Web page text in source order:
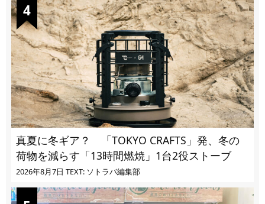
真夏に冬ギア？ 「TOKYO CRAFTS」発、冬の
荷物を減らす「13時間燃焼」1台2役ストーブ
2026年8月7日 TEXT: ソトラバ編集部